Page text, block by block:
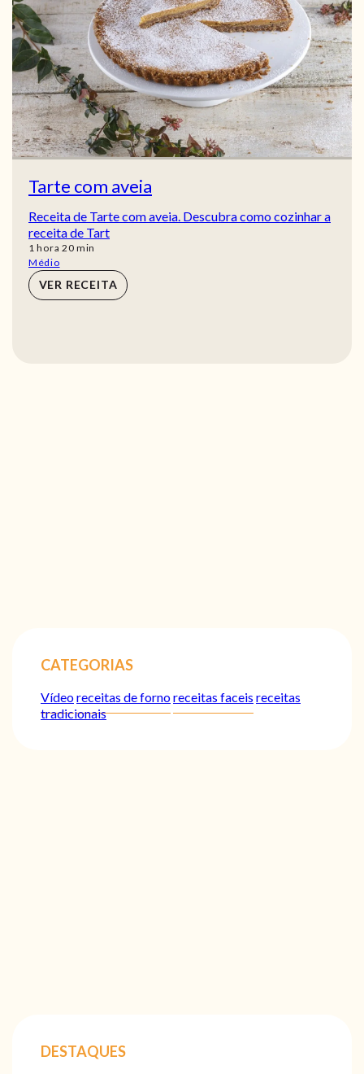
Tarte com aveia
Receita de Tarte com aveia. Descubra como cozinhar a
receita de Tart
1 hora
hora 20min
min
Médio
VER RECEITA
CATEGORIAS
Vídeoreceitas de fornoreceitas faceis receitas
tradicionais
DESTAQUES